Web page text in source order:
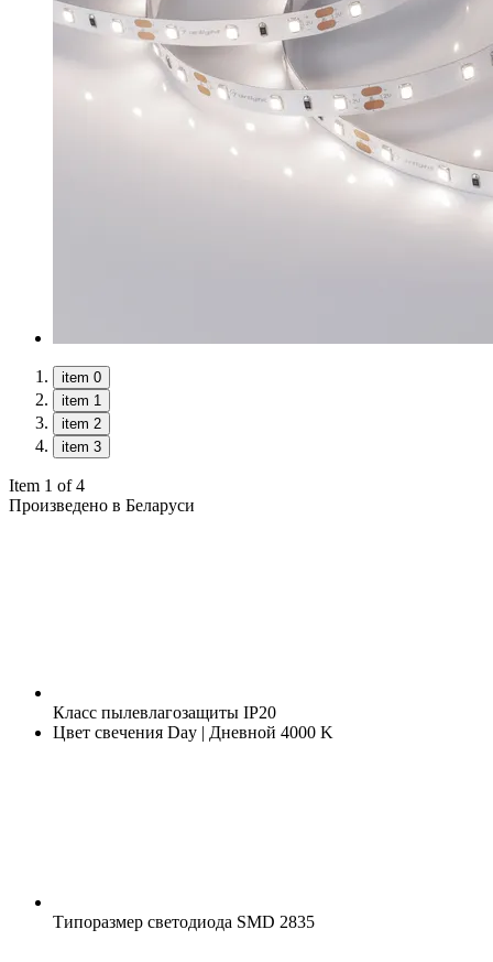
item 0
item 1
item 2
item 3
Item 1 of 4
Произведено в Беларуси
Класс пылевлагозащиты IP20
Цвет свечения Day | Дневной 4000 K
Типоразмер светодиода SMD 2835